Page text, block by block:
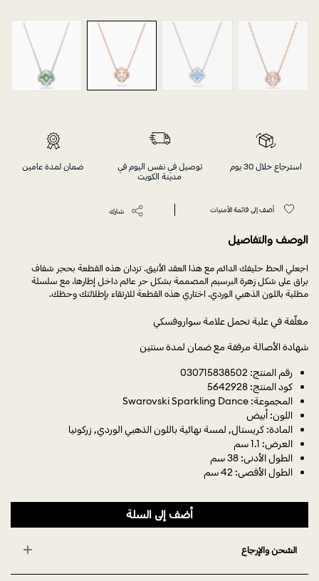
استرجاع خلال 30 يوم
توصيل في نفس اليوم في
مدينة الكويت
ضمان لمدة عامين
أضف إلى قائمة الأمنيات شارك
الوصف والتفاصيل
اجعلي الحظ حليفك الدائم مع هذا العقد الأنيق. تزدان هذه القطعة بحجر شفاف
براق على شكل زهرة البرسيم المصممة بشكل حر عائم داخل إطارها، مع سلسلة
مطلية باللون الذهبي الوردي. اختاري هذه القطعة للارتقاء بإطلالتك وحظك.
مغلّفة في علبة تحمل علامة سواروفسكي
شهادة الأصالة مرفقة مع ضمان لمدة سنتين
رقم المنتج: 030715838502
كود المنتج: 5642928
المجموعة: Swarovski Sparkling Dance
اللون: أبيض
المادة: كريستال, لمسة نهائية باللون الذهبي الوردي, زركونيا
العرض: 1.1 سم
الطول الأدنى: 38 سم
الطول الأقصى: 42 سم
أضف إلى السلة
الشحن والإرجاع